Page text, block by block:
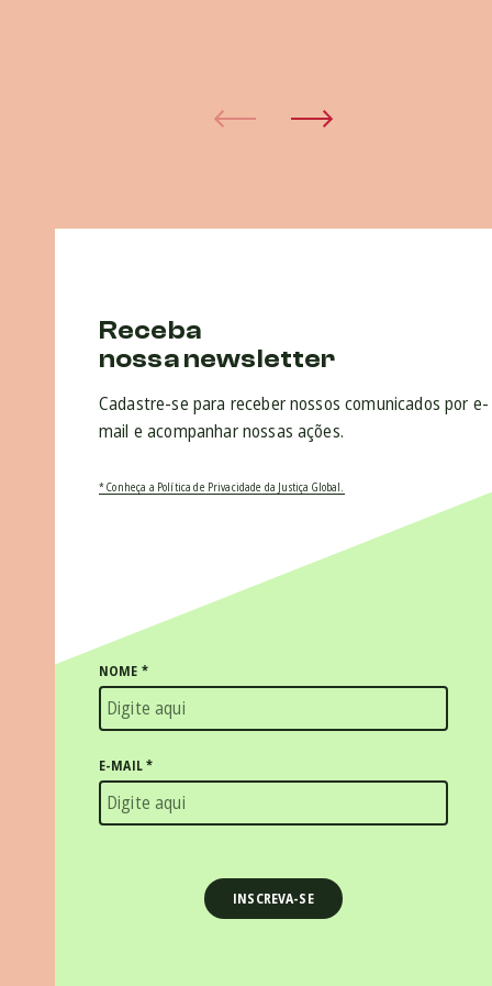
Receba
nossa newsletter
Cadastre-se para receber nossos comunicados por e-
mail e acompanhar nossas ações.
* Conheça a Política de Privacidade da Justiça Global.
NOME *
E-MAIL*